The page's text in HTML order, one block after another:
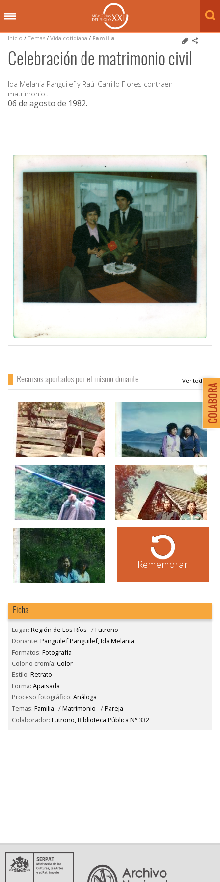
Inicio / Temas / Vida cotidiana / Familia
Celebración de matrimonio civil
Ida Melania Panguilef y Raúl Carrillo Flores contraen
matrimonio..
06 de agosto de 1982.
Recursos aportados por el mismo donante
Rememorar
Ficha
Lugar: Región de Los Ríos /Futrono
Donante: Panguilef Panguilef, Ida Melania
Formatos: Fotografía
Color o cromía: Color
Estilo: Retrato
Forma: Apaisada
Proceso fotográfico: Análoga
Temas: Familia /Matrimonio /Pareja
Colaborador: Futrono, Biblioteca Pública N° 332